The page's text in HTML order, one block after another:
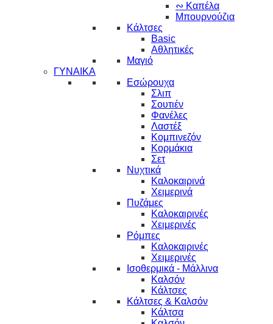
∾ Καπέλα
Μπουρνούζια
Κάλτσες
Basic
Αθλητικές
Μαγιό
ΓΥΝΑΙΚΑ
Εσώρουχα
Σλιπ
Σουτιέν
Φανέλες
Λαστέξ
Κομπινεζόν
Κορμάκια
Σετ
Νυχτικά
Καλοκαιρινά
Χειμερινά
Πυζάμες
Καλοκαιρινές
Χειμερινές
Ρόμπες
Καλοκαιρινές
Χειμερινές
Ισοθερμικά - Μάλλινα
Καλσόν
Κάλτσες
Κάλτσες & Καλσόν
Κάλτσα